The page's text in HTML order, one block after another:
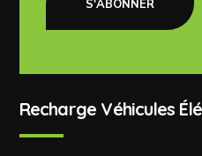
S'ABONNER
Recharge Véhicules